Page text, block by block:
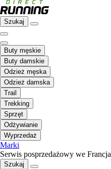
Szukaj
Buty męskie
Buty damskie
Odzież męska
Odzież damska
Trail
Trekking
Sprzęt
Odżywianie
Wyprzedaż
Marki
Serwis posprzedażowy we Francja
Szukaj